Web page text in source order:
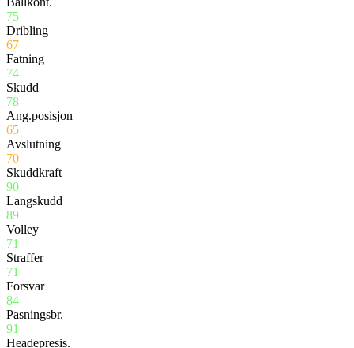
75
Dribling
67
Fatning
74
Skudd
78
Ang.posisjon
65
Avslutning
70
Skuddkraft
90
Langskudd
89
Volley
71
Straffer
71
Forsvar
84
Pasningsbr.
91
Headepresis.